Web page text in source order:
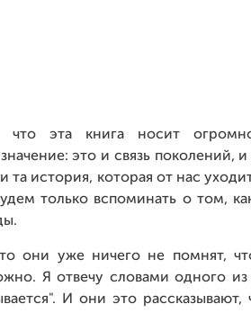
что эта книга носит
это и связь поколений,
та история, которая от нас
только вспоминать о том,
они уже ничего не помнят,
Я отвечу словами одного из
И они это